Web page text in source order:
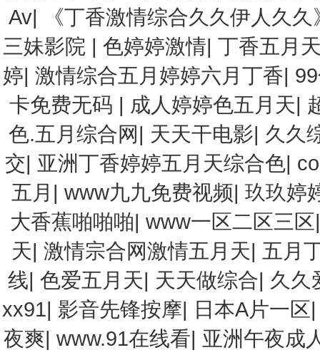
Av|
《丁香激情综合久久伊人久
三妹影院 |色婷婷激情|丁香五月
婷|激情综合五月婷婷六月丁香|
卡免费无码 | 成人婷婷色五月天|
色.五月综合网| 天天干电影| 久久
交| 亚洲丁香婷婷五月天综合色|
五月 |www九九免费视频|玖玖婷
大香蕉啪啪啪| www一区二区三区
天|激情宗合网激情五月天| 五月
线|色爱五月天| 天天做综合| 久久
xx91| 影音先锋按摩| 日本A片一区
夜爽|www.91在线看| 亚洲午夜成